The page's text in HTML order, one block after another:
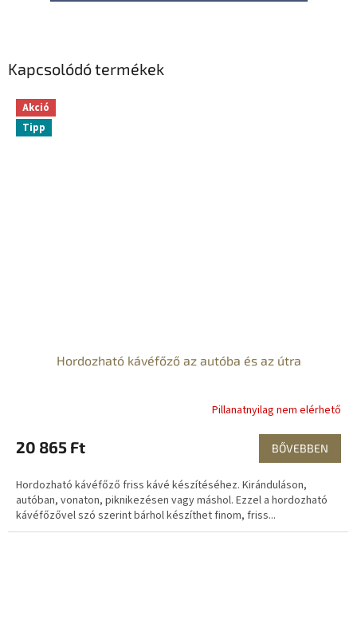
Kapcsolódó termékek
Akció
Tipp
Hordozható kávéfőző az autóba és az útra
Pillanatnyilag nem elérhető
20 865 Ft BŐVEBBEN
Hordozható kávéfőző friss kávé készítéséhez. Kiránduláson,
autóban, vonaton, piknikezésen vagy máshol. Ezzel a hordozható
kávéfőzővel szó szerint bárhol készíthet finom, friss...